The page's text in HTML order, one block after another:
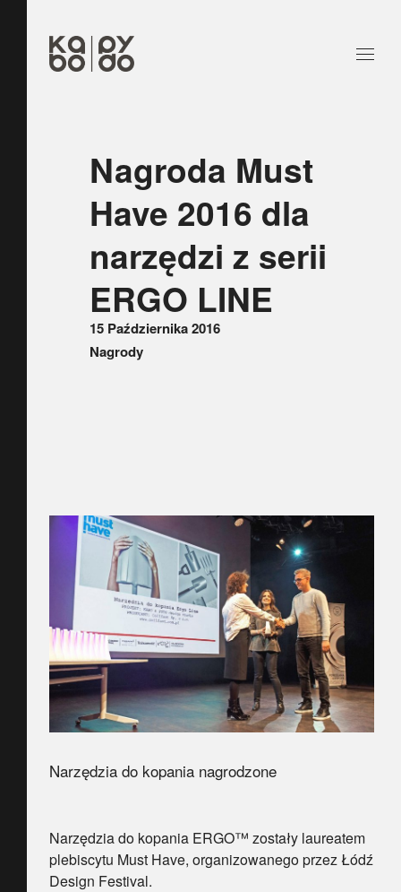
Nagroda Must
Have 2016 dla
narzędzi z serii
ERGO LINE
15 Października 2016
Nagrody
Narzędzia do kopania nagrodzone
Narzędzia do kopania ERGO™ zostały laureatem
plebiscytu Must Have, organizowanego przez Łódź
Design Festival.